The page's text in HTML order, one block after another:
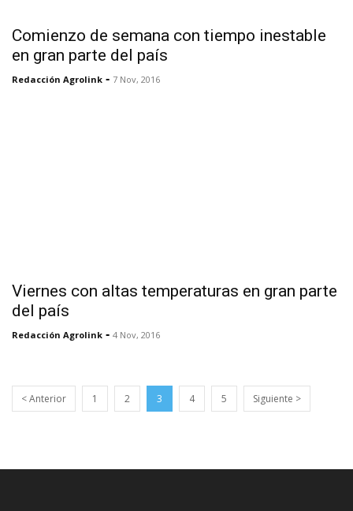
Comienzo de semana con tiempo inestable
en gran parte del país
Redacción Agrolink - 7 Nov, 2016
Viernes con altas temperaturas en gran parte
del país
Redacción Agrolink - 4 Nov, 2016
< Anterior 1 2 3 4 5 Siguiente >